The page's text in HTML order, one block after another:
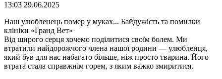
13:03 29.06.2025
Наш улюбленець помер у муках... Байдужість та помилки
клініки «Гранд Вет»
Від щирого серця хочемо поділитися своїм болем. Ми
втратили найдорожчого члена нашої родини — улюбленця,
який був для нас набагато більше, ніж просто тварина. Його
втрата стала справжнім горем, з яким важко змиритися.